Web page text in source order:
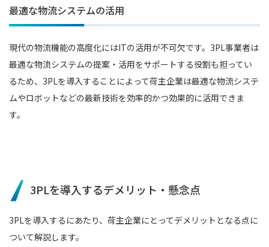
最適な物流システムの活用
現代の物流機能の高度化にはITの活用が不可欠です。3PL事業者は
最適な物流システムの提案・活用をサポートする役割も担ってい
るため、3PLを導入することによって荷主企業は最適な物流システ
ムやロボットなどの最新技術を効率的かつ効果的に活用できま
す。
3PLを導入するデメリット・懸念点
3PLを導入するにあたり、荷主企業にとってデメリットとなる点に
ついて解説します。